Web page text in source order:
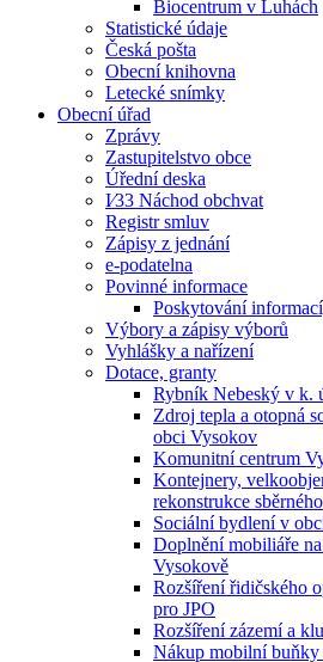
Biocentrum v Luhách
Statistické údaje
Česká pošta
Obecní knihovna
Letecké snímky
Obecní úřad
Zprávy
Zastupitelstvo obce
Úřední deska
I⁄33 Náchod obchvat
Registr smluv
Zápisy z jednání
e-podatelna
Povinné informace
Poskytování
Výbory a zápisy výborů
Vyhlášky a nařízení
Dotace, granty
Rybník Nebeský v k.
Zdroj tepla a otopná
obci Vysokov
Komunitní centrum
Kontejnery,
rekonstrukce
Sociální bydlení v
Doplnění mobiliáře
Vysokově
Rozšíření řidičského
pro JPO
Rozšíření zázemí a
Nákup mobilní